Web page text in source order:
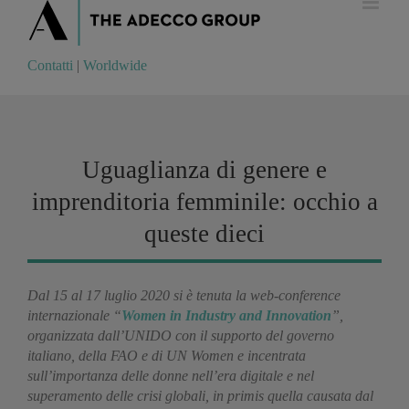
Contatti Worldwide
Contatti | Worldwide
Uguaglianza di genere e
imprenditoria femminile: occhio a
queste dieci
Dal 15 al 17 luglio 2020 si è tenuta la web-conference
internazionale “Women in Industry and Innovation ”,
organizzata dall’UNIDO con il supporto del governo
italiano, della FAO e di UN Women e incentrata
sull’importanza delle donne nell’era digitale e nel
superamento delle crisi globali, in primis quella causata dal